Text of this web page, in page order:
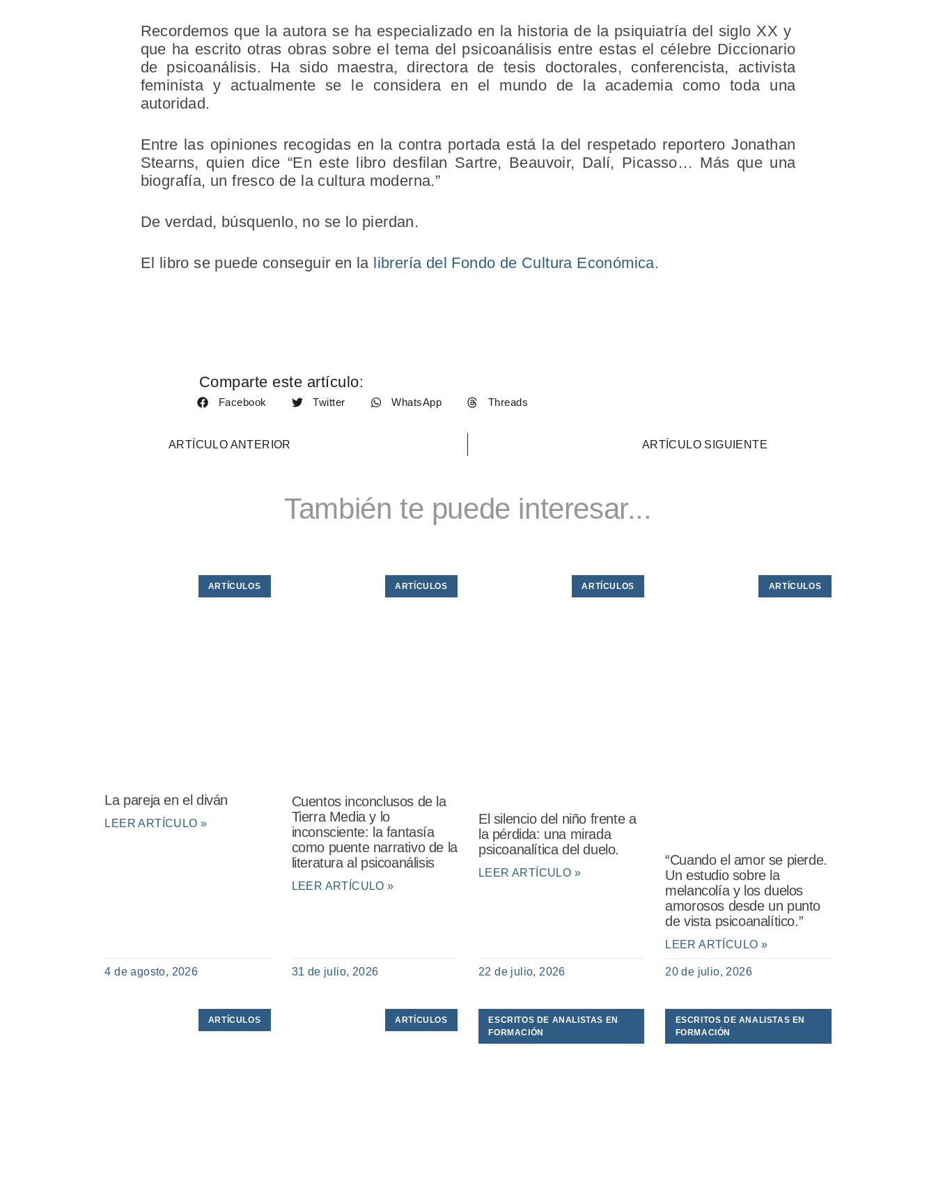
Recordemos que la autora se ha especializado en la historia de la psiquiatría del siglo XX y
que ha escrito otras obras sobre el tema del psicoanálisis entre estas el célebre Diccionario
de psicoanálisis. Ha sido maestra, directora de tesis doctorales, conferencista, activista
feminista y actualmente se le considera en el mundo de la academia como toda una
autoridad.
Entre las opiniones recogidas en la contra portada está la del respetado reportero Jonathan
Stearns, quien dice “En este libro desfilan Sartre, Beauvoir, Dalí, Picasso… Más que una
biografía, un fresco de la cultura moderna.”
De verdad, búsquenlo, no se lo pierdan.
El libro se puede conseguir en lalibrería del Fondo de Cultura Económica.
Comparte este artículo:
Facebook Twitter WhatsApp Threads
ARTÍCULO ANTERIOR ARTÍCULO SIGUIENTE
También te puede interesar...
ARTÍCULOS
La pareja en el diván
LEER ARTÍCULO »
4 de agosto, 2026
ARTÍCULOS
Cuentos inconclusos de la
Tierra Media y lo
inconsciente: la fantasía
como puente narrativo de la
literatura al psicoanálisis
LEER ARTÍCULO »
31 de julio, 2026
ARTÍCULOS
El silencio del niño frente a
la pérdida: una mirada
psicoanalítica del duelo.
LEER ARTÍCULO »
22 de julio, 2026
ARTÍCULOS
“Cuando el amor se pierde.
Un estudio sobre la
melancolía y los duelos
amorosos desde un punto
de vista psicoanalítico.”
LEER ARTÍCULO »
20 de julio, 2026
ARTÍCULOS ARTÍCULOS
ESCRITOS DE ANALISTAS EN
FORMACIÓN
ESCRITOS DE ANALISTAS EN
FORMACIÓN